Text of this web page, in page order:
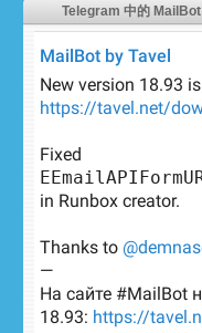
Telegram 中的 MailBot